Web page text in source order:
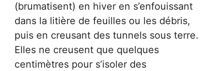
(brumatisent) en hiver en s’enfouissant
dans la litière de feuilles ou les débris,
puis en creusant des tunnels sous terre.
Elles ne creusent que quelques
centimètres pour s’isoler des